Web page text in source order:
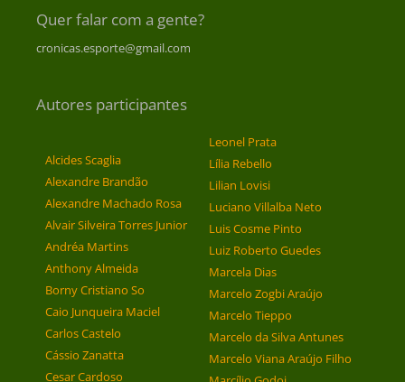
Quer falar com a gente?
cronicas.esporte@gmail.com
Autores participantes
Alcides Scaglia
Alexandre Brandão
Alexandre Machado Rosa
Alvair Silveira Torres Junior
Andréa Martins
Anthony Almeida
Borny Cristiano So
Caio Junqueira Maciel
Carlos Castelo
Cássio Zanatta
Cesar Cardoso
Leonel Prata
Lília Rebello
Lilian Lovisi
Luciano Villalba Neto
Luis Cosme Pinto
Luiz Roberto Guedes
Marcela Dias
Marcelo Zogbi Araújo
Marcelo Tieppo
Marcelo da Silva Antunes
Marcelo Viana Araújo Filho